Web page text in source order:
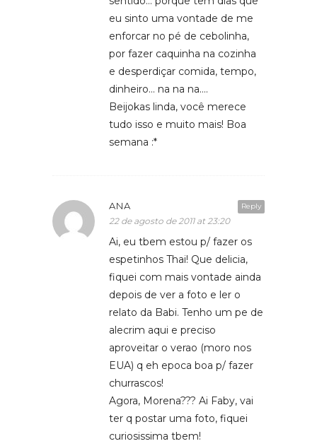
eu sinto uma vontade de me
enforcar no pé de cebolinha,
por fazer caquinha na cozinha
e desperdiçar comida, tempo,
dinheiro… na na na….
Beijokas linda, você merece
tudo isso e muito mais! Boa
semana :*
Reply
ANA
22 de agosto de 2011 at 23:20
Ai, eu tbem estou p/ fazer os
espetinhos Thai! Que delicia,
fiquei com mais vontade ainda
depois de ver a foto e ler o
relato da Babi. Tenho um pe de
alecrim aqui e preciso
aproveitar o verao (moro nos
EUA) q eh epoca boa p/ fazer
churrascos!
Agora, Morena??? Ai Faby, vai
ter q postar uma foto, fiquei
curiosissima tbem!